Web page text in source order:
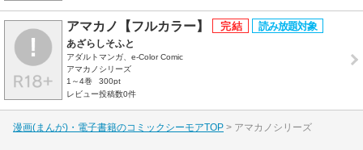
アマカノ【フルカラー】
あざらしそふと
アダルトマンガ、e-Color Comic
アマカノシリーズ
1～4巻
300pt
レビュー投稿数0件
漫画(まんが)・電子書籍のコミックシーモアTOP アマカノシリーズ